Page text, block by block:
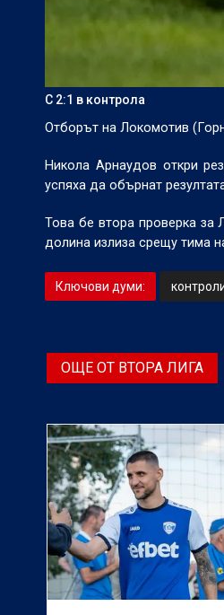
С 2:1 в контрола
Отборът на Локомотив
Никола Арнаудов откри
успяха да обърнат
Това бе втора проверка
долина излиза срещу тима
Ключови думи:
ОЩЕ ОТ ВТОРА ЛИГА